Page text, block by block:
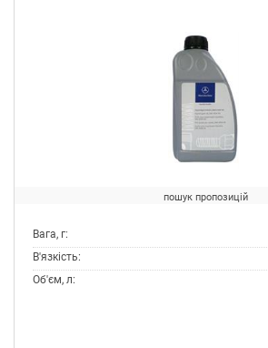
пошук пропозицій
Вага, г:
В'язкість:
Об'єм, л: